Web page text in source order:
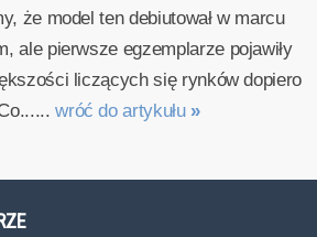
że model ten debiutował w marcu
ale pierwsze egzemplarze pojawiły
liczących się rynków dopiero
wróć do artykułu »